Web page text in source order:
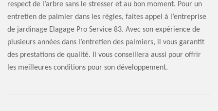
respect de l’arbre sans le stresser et au bon moment. Pour un
entretien de palmier dans les règles, faites appel à l’entreprise
de jardinage Elagage Pro Service 83. Avec son expérience de
plusieurs années dans l’entretien des palmiers, il vous garantit
des prestations de qualité. Il vous conseillera aussi pour offrir
les meilleures conditions pour son développement.